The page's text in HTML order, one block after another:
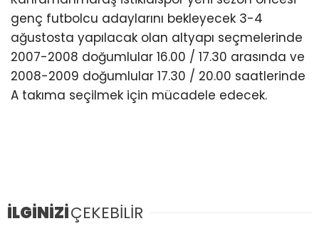
genç futbolcu adaylarını bekleyecek 3-4
ağustosta yapılacak olan altyapı seçmelerinde
2007-2008 doğumlular 16.00 / 17.30 arasında ve
2008-2009 doğumlular 17.30 / 20.00 saatlerinde
A takıma seçilmek için mücadele edecek.
İLGİNİZİÇEKEBİLİR